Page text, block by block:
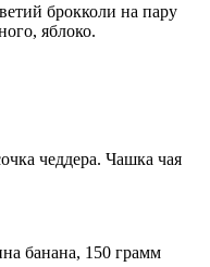
брокколи на пару
яблоко.
чеддера. Чашка чая
банана, 150 грамм